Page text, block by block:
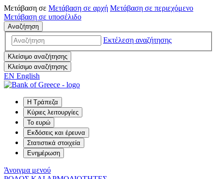
Μετάβαση σε Μετάβαση σε αρχή Μετάβαση σε περιεχόμενο
Μετάβαση σε υποσέλιδο
Αναζήτηση
Εκτέλεση αναζήτησης
Κλείσιμο αναζήτησης
Κλείσιμο αναζήτησης
EN English
Η Τράπεζα
Κύριες λειτουργίες
Το ευρώ
Εκδόσεις και έρευνα
Στατιστικά στοιχεία
Ενημέρωση
Άνοιγμα μενού